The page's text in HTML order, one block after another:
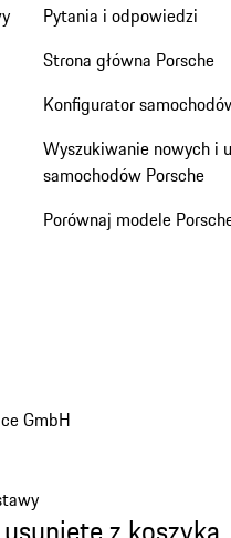
Pytania i odpowiedzi
Strona główna Porsche
Konfigurator
Wyszukiwanie nowych i
samochodów Porsche
Porównaj modele
GmbH